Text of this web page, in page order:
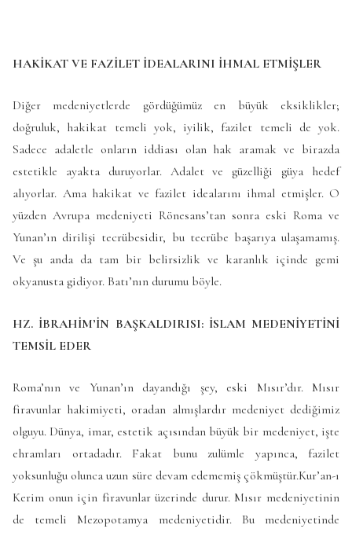
HAKİKAT VE FAZİLET İDEALARINI İHMAL ETMİŞLER
Diğer medeniyetlerde gördüğümüz en büyük eksiklikler;
doğruluk, hakikat temeli yok, iyilik, fazilet temeli de yok.
Sadece adaletle onların iddiası olan hak aramak ve birazda
estetikle ayakta duruyorlar. Adalet ve güzelliği güya hedef
alıyorlar. Ama hakikat ve fazilet idealarını ihmal etmişler. O
yüzden Avrupa medeniyeti Rönesans’tan sonra eski Roma ve
Yunan’ın dirilişi tecrübesidir, bu tecrübe başarıya ulaşamamış.
Ve şu anda da tam bir belirsizlik ve karanlık içinde gemi
okyanusta gidiyor. Batı’nın durumu böyle.
HZ. İBRAHİM’İN BAŞKALDIRISI: İSLAM MEDENİYETİNİ
TEMSİL EDER
Roma’nın ve Yunan’ın dayandığı şey, eski Mısır’dır. Mısır
firavunlar hakimiyeti, oradan almışlardır medeniyet dediğimiz
olguyu. Dünya, imar, estetik açısından büyük bir medeniyet, işte
ehramları ortadadır. Fakat bunu zulümle yapınca, fazilet
yoksunluğu olunca uzun süre devam edememiş çökmüştür.Kur’an-ı
Kerim onun için firavunlar üzerinde durur. Mısır medeniyetinin
de temeli Mezopotamya medeniyetidir. Bu medeniyetinde